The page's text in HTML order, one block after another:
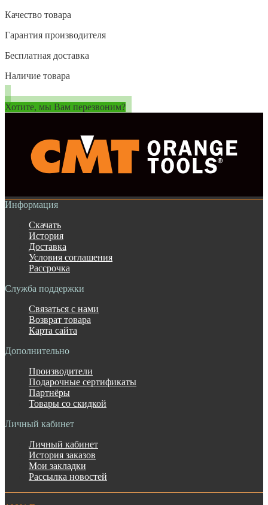
Качество товара
Гарантия производителя
Бесплатная доставка
Наличие товара
Хотите, мы Вам перезвоним?
Информация
Скачать
История
Доставка
Условия соглашения
Рассрочка
Служба поддержки
Связаться с нами
Возврат товара
Карта сайта
Дополнительно
Производители
Подарочные сертификаты
Партнёры
Товары со скидкой
Личный кабинет
Личный кабинет
История заказов
Мои закладки
Рассылка новостей